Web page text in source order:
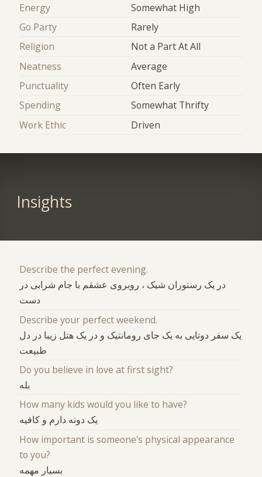
Energy
Somewhat High
Go Party
Rarely
Religion
Not a Part At All
Neatness
Average
Punctuality
Often Early
Spending
Somewhat Thrifty
Work Ethic
Driven
Insights
Describe the perfect evening.
در یک رستوران شیک ، روبروی عشقم با جام شرابی در
دست
Describe your perfect weekend.
یک سفر دوتایی به یک جای رومانتیک و در یک هتل زیبا در دل
طبیعت
Do you believe in love at first sight?
بله
How many kids would you like to have?
یک دونه دارم و کافیه
How important is someone's physical appearance
to you?
بسیار مهمه